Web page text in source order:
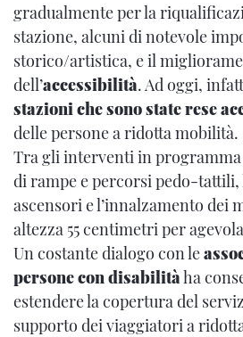
gradualmente per la
stazione, alcuni di notevole
storico/artistica, e il
dell’accessibilità. Ad oggi,
stazioni che sono state rese
delle persone a ridotta mobilità.
Tra gli interventi in programma
di rampe e percorsi pedo-tattili,
ascensori e l’innalzamento dei
altezza 55 centimetri per
Un costante dialogo con le
persone con disabilitàha
estendere la copertura del
supporto dei viaggiatori a